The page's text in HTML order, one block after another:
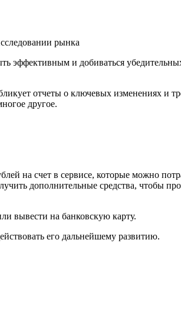
и добиваться убедительных
отчеты о ключевых изменениях и
другое.
на счет в сервисе, которые можно
дополнительные средства, чтобы
вывести на банковскую карту.
его дальнейшему развитию.